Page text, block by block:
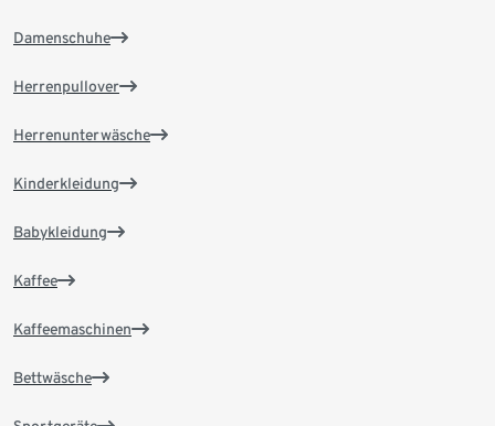
Damenschuhe
Herrenpullover
Herrenunterwäsche
Kinderkleidung
Babykleidung
Kaffee
Kaffeemaschinen
Bettwäsche